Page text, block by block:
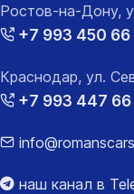
Ростов-на-Дону,
+7 993 450 66
Краснодар, ул.
+7 993 447
наш канал в